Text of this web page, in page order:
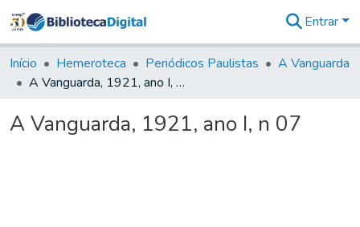
&
Coleções
Tudo na
Digital
Entrar
Início Hemeroteca Periódicos Paulistas
A Vanguarda
A Vanguarda, 1921, ano I, n 07
A Vanguarda, 1921, ano I, n 07